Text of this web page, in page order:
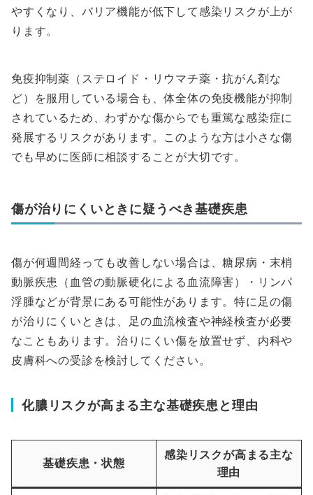
やすくなり、バリア機能が低下して感染リスクが上が
ります。
免疫抑制薬（ステロイド・リウマチ薬・抗がん剤な
ど）を服用している場合も、体全体の免疫機能が抑制
されているため、わずかな傷からでも重篤な感染症に
発展するリスクがあります。このような方は小さな傷
でも早めに医師に相談することが大切です。
傷が治りにくいときに疑うべき基礎疾患
傷が何週間経っても改善しない場合は、糖尿病・末梢
動脈疾患（血管の動脈硬化による血流障害）・リンパ
浮腫などが背景にある可能性があります。特に足の傷
が治りにくいときは、足の血流検査や神経検査が必要
なこともあります。治りにくい傷を放置せず、内科や
皮膚科への受診を検討してください。
化膿リスクが高まる主な基礎疾患と理由
基礎疾患・状態
感染リスクが高まる主な
理由